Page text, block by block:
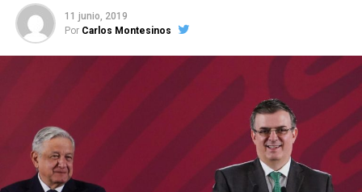
11 junio, 2019
Por Carlos Montesinos